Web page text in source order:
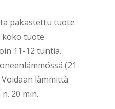
pakastettu tuote
koko tuote
11-12 tuntia.
(21-
lämmittä
20 min.